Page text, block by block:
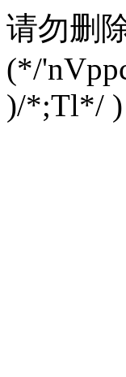
请勿删
(*/
)/*;Tl*/